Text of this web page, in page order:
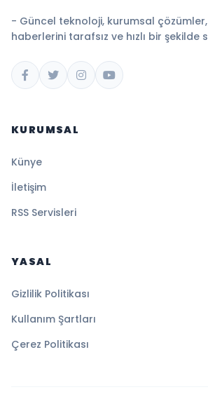
- Güncel teknoloji, kurumsal
haberlerini tarafsız ve hızlı bir şekilde
KURUMSAL
Künye
İletişim
RSS Servisleri
YASAL
Gizlilik Politikası
Kullanım Şartları
Çerez Politikası